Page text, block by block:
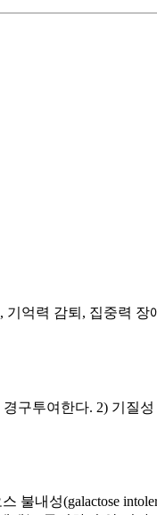
억력 감퇴, 집중력
구투여한다. 2) 기질
내성(galactose